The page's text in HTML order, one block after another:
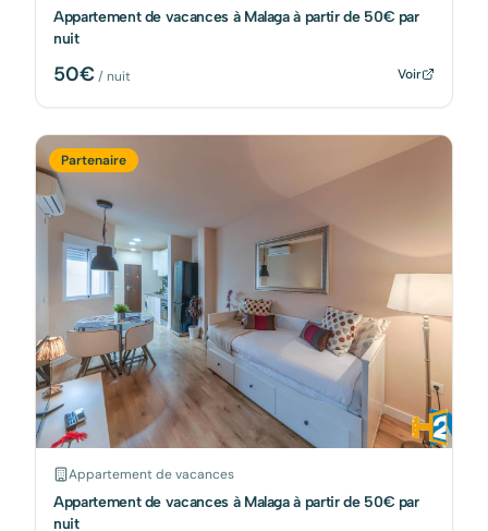
Appartement de vacances à Malaga à partir de 50€ par
nuit
50€/ nuit Voir
Partenaire
Appartement de vacances
Appartement de vacances à Malaga à partir de 50€ par
nuit